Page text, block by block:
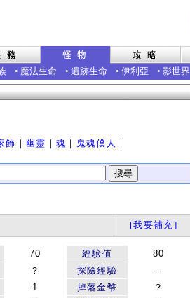
• 魔法生命 • 遺跡生命 • 伊利亞 • 影世界
飾 ｜ 幽靈 ｜魂 ｜ 鬼魂僕人 ｜
[我要補充]
70 經驗值
80
？ 探險經驗
-
1 掉落金幣
？